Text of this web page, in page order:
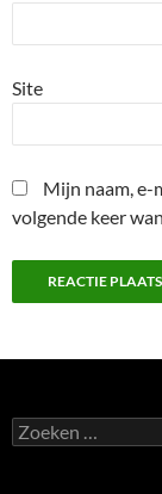
Site
Mijn naam, e-
volgende keer
Zoeken
naar: